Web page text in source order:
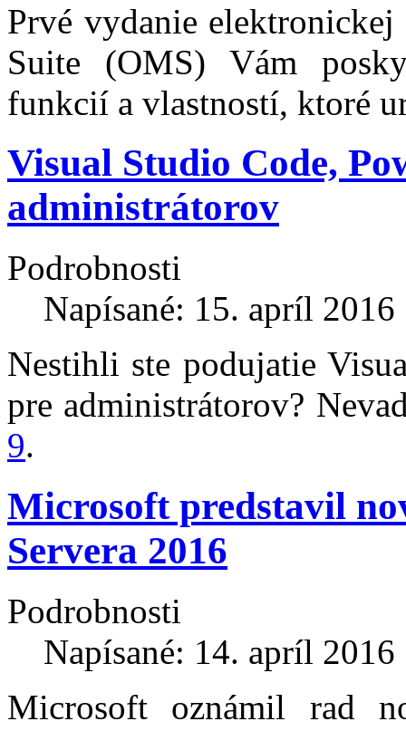
Prvé vydanie
Suite (OMS) Vám
funkcií a vlastností, ktoré
Visual Studio Code,
administrátorov
Podrobnosti
Napísané: 15. apríl 2016
Nestihli ste podujatie
pre administrátorov?
9.
Microsoft predstavil
Servera 2016
Podrobnosti
Napísané: 14. apríl 2016
Microsoft oznámil rad